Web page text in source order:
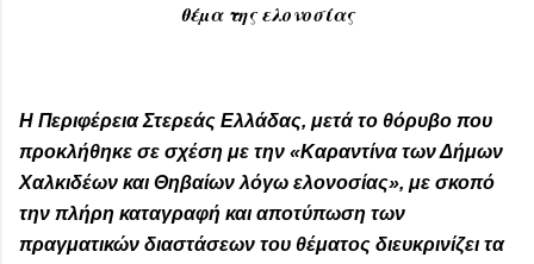
θέµα της ελονοσίας
Η Περιφέρεια Στερεάς Ελλάδας, μετά το θόρυβο που
προκλήθηκε σε σχέση με την «Καραντίνα των Δήμων
Χαλκιδέων και Θηβαίων λόγω ελονοσίας», με σκοπό
την πλήρη καταγραφή και αποτύπωση των
πραγματικών διαστάσεων του θέματος διευκρινίζει τα